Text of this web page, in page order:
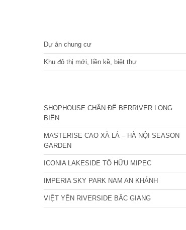
Dự án chung cư
Khu đô thị mới, liền kề, biệt thự
SHOPHOUSE CHÂN ĐẾ BERRIVER LONG
BIÊN
MASTERISE CAO XÀ LÁ – HÀ NỘI SEASON
GARDEN
ICONIA LAKESIDE TỐ HỮU MIPEC
IMPERIA SKY PARK NAM AN KHÁNH
VIỆT YÊN RIVERSIDE BẮC GIANG